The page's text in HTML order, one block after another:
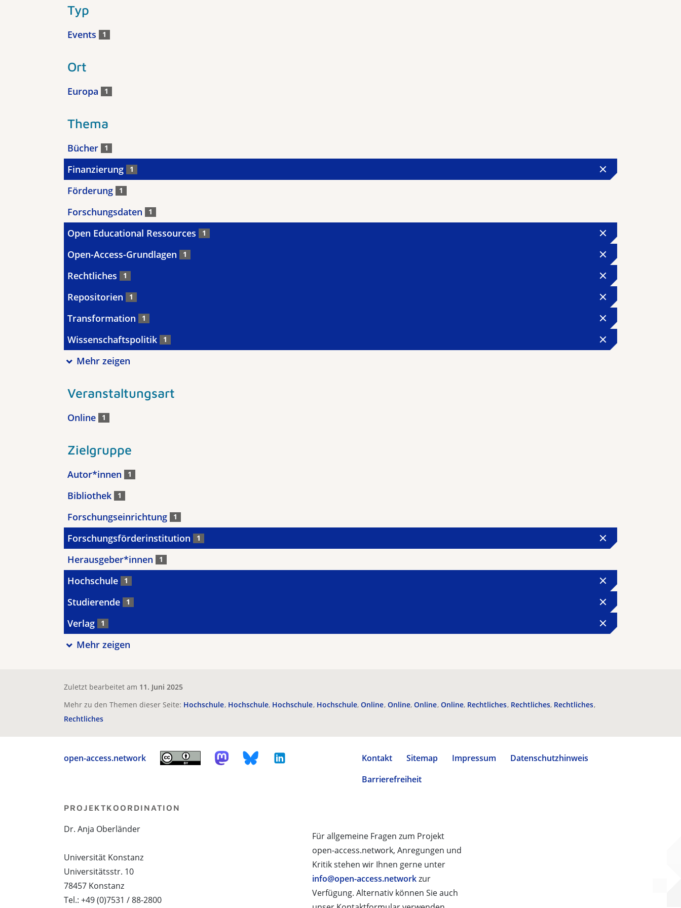
Typ
Events 1
Ort
Europa 1
Thema
Bücher 1
Finanzierung 1
Förderung 1
Forschungsdaten 1
Open Educational Ressources 1
Open-Access-Grundlagen 1
Rechtliches 1
Repositorien 1
Transformation 1
Wissenschaftspolitik 1
Mehr zeigen
Veranstaltungsart
Online 1
Zielgruppe
Autor*innen 1
Bibliothek 1
Forschungseinrichtung 1
Forschungsförderinstitution 1
Herausgeber*innen 1
Hochschule 1
Studierende 1
Verlag 1
Mehr zeigen
Zuletzt bearbeitet am 11. Juni 2025
Mehr zu den Themen dieser Seite: Hochschule Hochschule Hochschule Hochschule Online Online Online Online Rechtliches Rechtliches Rechtliches
Rechtliches
open-access.network Kontakt Sitemap Impressum
Datenschutzhinweis
Barrierefreiheit
Für allgemeine Fragen zum Projekt
open-access.network, Anregungen und
Kritik stehen wir Ihnen gerne unter
info@open-access.networkzur
Verfügung. Alternativ können Sie auch
PROJEKTKOORDINATION
Dr. Anja Oberländer
Universität Konstanz
Universitätsstr. 10
78457 Konstanz
Tel.: +49 (0)7531 / 88-2800